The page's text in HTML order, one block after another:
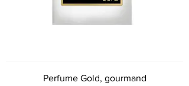
Perfume Gold, gourmand